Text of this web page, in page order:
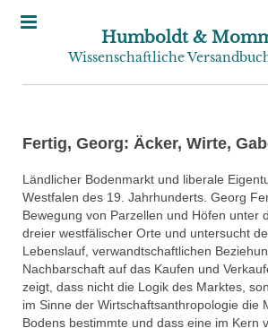
Humboldt &
Wissenschaftliche
Fertig, Georg: Äcker, Wirte,
Ländlicher Bodenmarkt und liberale
Westfalen des 19. Jahrhunderts. Georg
Bewegung von Parzellen und Höfen unter
dreier westfälischer Orte und untersucht
Lebenslauf, verwandtschaftlichen
Nachbarschaft auf das Kaufen und
zeigt, dass nicht die Logik des Marktes,
im Sinne der Wirtschaftsanthropologie die
Bodens bestimmte und dass eine im Kern